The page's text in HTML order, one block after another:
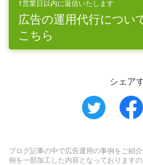
1営業日以内に返信いたします
広告の運用代行につい
こちら
シェア
ブログ記事の中で広告運用の事例をご紹
例を一部加工した内容となっておりますの